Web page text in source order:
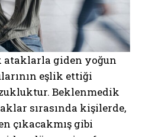
ataklarla giden yoğun
eşlik ettiği
Beklenmedik
sırasında kişilerde,
çıkacakmış gibi